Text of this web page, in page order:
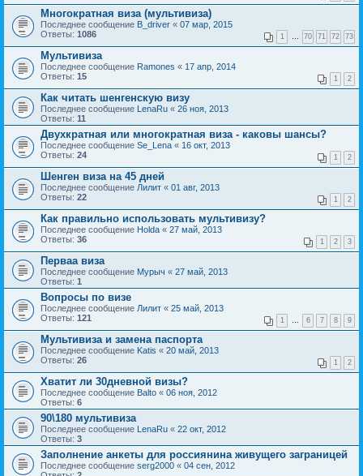
Многократная виза (мультивиза)
Последнее сообщение B_driver « 07 мар, 2015
Ответы: 1086 1 … 70 71 72 73
Мультивиза
Последнее сообщение Ramones « 17 апр, 2014
Ответы: 15 1 2
Как читать шенгенскую визу
Последнее сообщение LenaRu « 26 ноя, 2013
Ответы: 11
Двухкратная или многократная виза - каковы шансы?
Последнее сообщение Se_Lena « 16 окт, 2013
Ответы: 24 1 2
Шенген виза на 45 дней
Последнее сообщение Лилит « 01 авг, 2013
Ответы: 22 1 2
Как правильно использовать мультивизу?
Последнее сообщение Holda « 27 май, 2013
Ответы: 36 1 2 3
Перваа виза
Последнее сообщение Мурыч « 27 май, 2013
Ответы: 1
Вопросы по визе
Последнее сообщение Лилит « 25 май, 2013
Ответы: 121 1 … 6 7 8 9
Мультивиза и замена паспорта
Последнее сообщение Katis « 20 май, 2013
Ответы: 26 1 2
Хватит ли 30дневной визы?
Последнее сообщение Balto « 06 ноя, 2012
Ответы: 6
90\180 мультивиза
Последнее сообщение LenaRu « 22 окт, 2012
Ответы: 3
Заполнение анкеты для россиянина живущего заграницей
Последнее сообщение serg2000 « 04 сен, 2012